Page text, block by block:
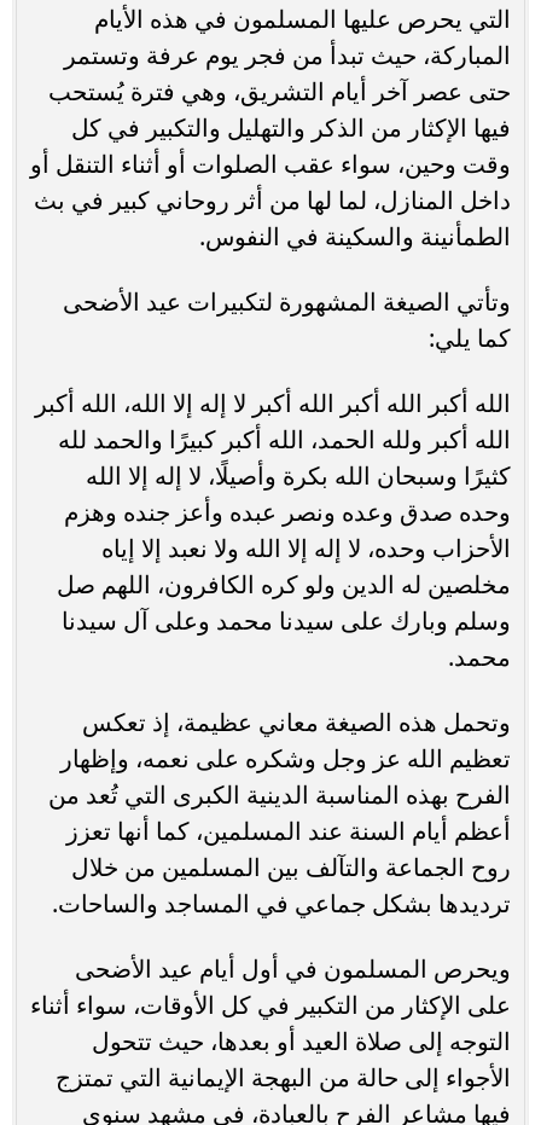
التي يحرص عليها المسلمون في هذه الأيام
المباركة، حيث تبدأ من فجر يوم عرفة وتستمر
حتى عصر آخر أيام التشريق، وهي فترة يُستحب
فيها الإكثار من الذكر والتهليل والتكبير في كل
وقت وحين، سواء عقب الصلوات أو أثناء التنقل أو
داخل المنازل، لما لها من أثر روحاني كبير في بث
الطمأنينة والسكينة في النفوس.
وتأتي الصيغة المشهورة لتكبيرات عيد الأضحى
كما يلي:
الله أكبر الله أكبر الله أكبر لا إله إلا الله، الله أكبر
الله أكبر ولله الحمد، الله أكبر كبيرًا والحمد لله
كثيرًا وسبحان الله بكرة وأصيلًا، لا إله إلا الله
وحده صدق وعده ونصر عبده وأعز جنده وهزم
الأحزاب وحده، لا إله إلا الله ولا نعبد إلا إياه
مخلصين له الدين ولو كره الكافرون، اللهم صل
وسلم وبارك على سيدنا محمد وعلى آل سيدنا
محمد.
وتحمل هذه الصيغة معاني عظيمة، إذ تعكس
تعظيم الله عز وجل وشكره على نعمه، وإظهار
الفرح بهذه المناسبة الدينية الكبرى التي تُعد من
أعظم أيام السنة عند المسلمين، كما أنها تعزز
روح الجماعة والتآلف بين المسلمين من خلال
ترديدها بشكل جماعي في المساجد والساحات.
ويحرص المسلمون في أول أيام عيد الأضحى
على الإكثار من التكبير في كل الأوقات، سواء أثناء
التوجه إلى صلاة العيد أو بعدها، حيث تتحول
الأجواء إلى حالة من البهجة الإيمانية التي تمتزج
فيها مشاعر الفرح بالعبادة، في مشهد سنوي